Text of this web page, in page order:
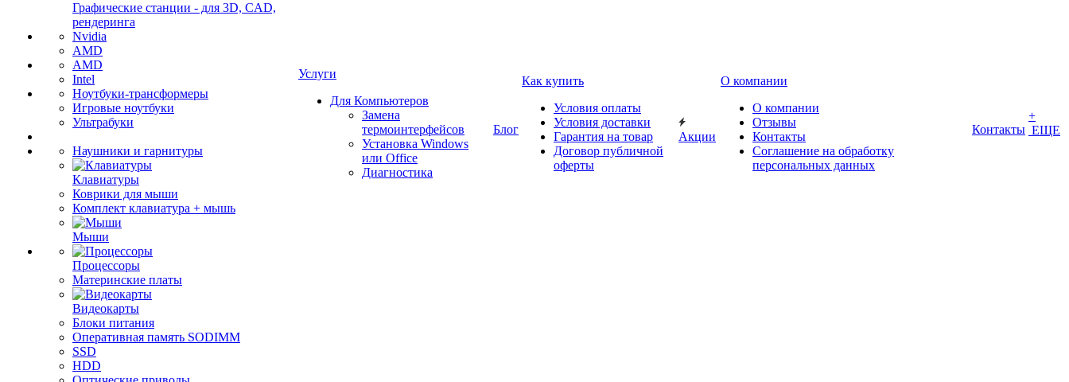
Графические станции - для 3D, CAD,
рендеринга
Nvidia
AMD
AMD
Intel
Ноутбуки-трансформеры
Игровые ноутбуки
Ультрабуки
Наушники и гарнитуры
Клавиатуры
Коврики для мыши
Комплект клавиатура + мышь
Мыши
Процессоры
Материнские платы
Видеокарты
Блоки питания
Оперативная память SODIMM
SSD
HDD
Услуги
Для Компьютеров
Замена
термоинтерфейсов
Установка Windows
или Office
Диагностика
Блог
Как купить
Условия оплаты
Условия доставки
Гарантия на товар
Договор публичной
оферты
Акции
О компании
О компании
Отзывы
Контакты
Соглашение на обработку
персональных данных
Контакты
+
ЕЩЕ